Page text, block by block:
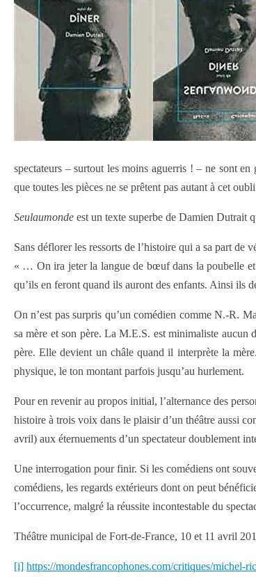
spectateurs – surtout les moins aguerris ! – ne sont
que toutes les pièces ne se prêtent pas autant à cet
Seulaumonde est un texte superbe de Damien Dutrait
Sans déflorer les ressorts de l’histoire qui a sa part
« … On ira jeter la langue de bœuf dans la poubelle et
qu’ils en feront quand ils auront des enfants. Ainsi ils
On n’est pas surpris qu’un comédien comme N.-R.
sa mère et son père. La M.E.S. est minimaliste aucun
père. Elle devient un châle quand il interprète la
physique, le ton montant parfois jusqu’au hurlement.
Pour en revenir au propos initial, l’alternance des
histoire à trois voix dans le plaisir d’un théâtre aussi
avril) aux éternuements d’un spectateur doublement
Une interrogation pour finir. Si les comédiens ont
comédiens, les regards extérieurs dont on peut
l’occurrence, malgré la réussite incontestable du
Théâtre municipal de Fort-de-France, 10 et 11 avril
[i] https://mondesfrancophones.com/critiques/michel-